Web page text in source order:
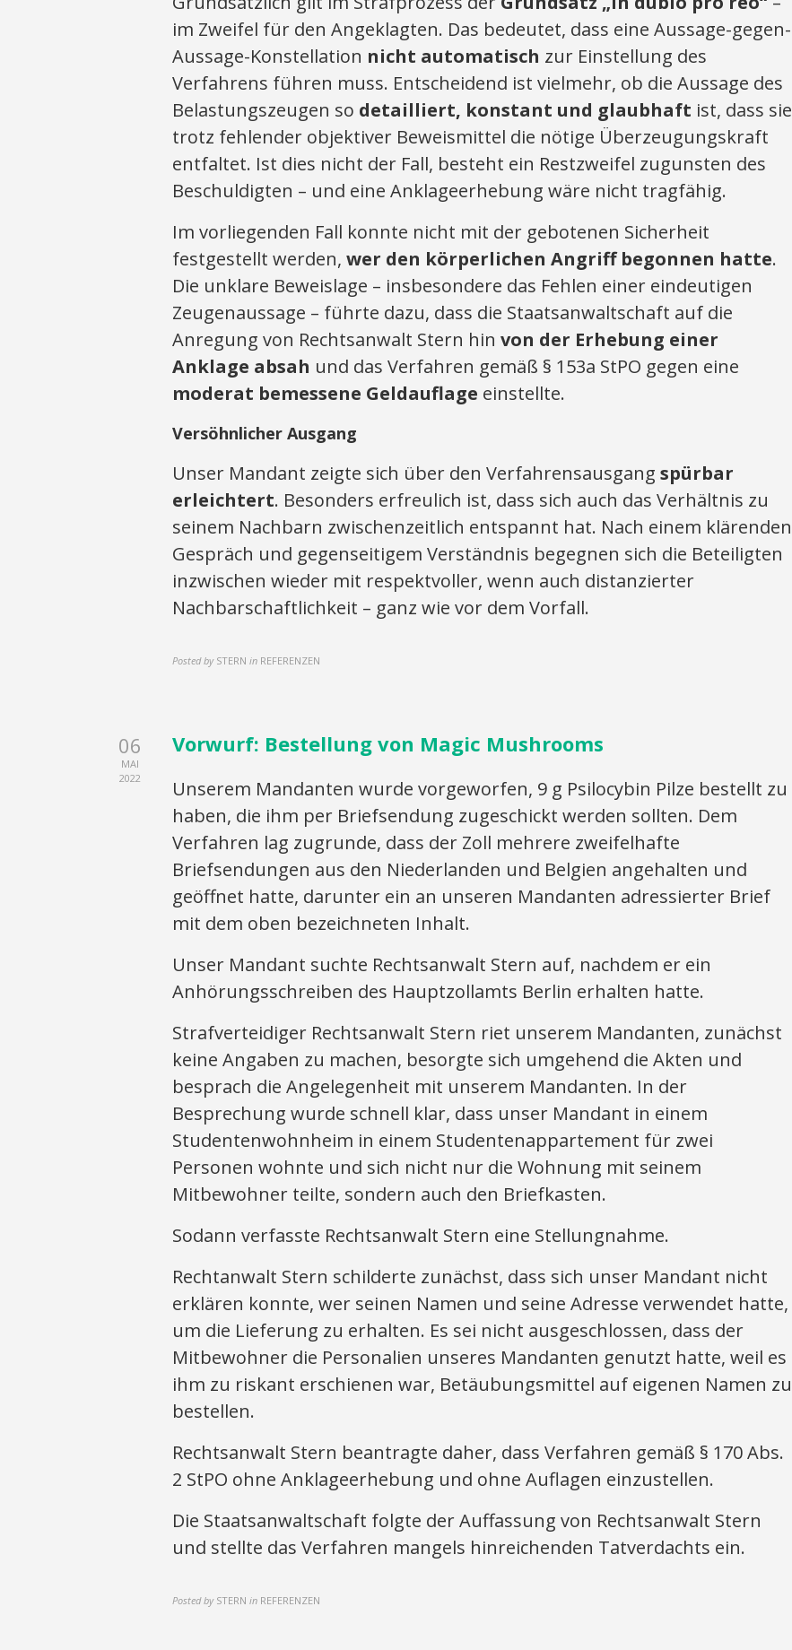
im Zweifel für den Angeklagten. Das bedeutet, dass eine Aussage-gegen-
Aussage-Konstellation nicht automatisch zur Einstellung des
Verfahrens führen muss. Entscheidend ist vielmehr, ob die Aussage des
Belastungszeugen so detailliert, konstant und glaubhaft ist, dass sie
trotz fehlender objektiver Beweismittel die nötige Überzeugungskraft
entfaltet. Ist dies nicht der Fall, besteht ein Restzweifel zugunsten des
Beschuldigten – und eine Anklageerhebung wäre nicht tragfähig.
Im vorliegenden Fall konnte nicht mit der gebotenen Sicherheit
festgestellt werden, wer den körperlichen Angriff begonnen hatte.
Die unklare Beweislage – insbesondere das Fehlen einer eindeutigen
Zeugenaussage – führte dazu, dass die Staatsanwaltschaft auf die
Anregung von Rechtsanwalt Stern hin von der Erhebung einer
Anklage absah und das Verfahren gemäß § 153a StPO gegen eine
moderat bemessene Geldauflage einstellte.
Versöhnlicher Ausgang
Unser Mandant zeigte sich über den Verfahrensausgang spürbar
erleichtert. Besonders erfreulich ist, dass sich auch das Verhältnis zu
seinem Nachbarn zwischenzeitlich entspannt hat. Nach einem klärenden
Gespräch und gegenseitigem Verständnis begegnen sich die Beteiligten
inzwischen wieder mit respektvoller, wenn auch distanzierter
Nachbarschaftlichkeit – ganz wie vor dem Vorfall.
Posted by STERN in REFERENZEN
06
MAI
2022
Vorwurf: Bestellung von Magic Mushrooms
Unserem Mandanten wurde vorgeworfen, 9 g Psilocybin Pilze bestellt zu
haben, die ihm per Briefsendung zugeschickt werden sollten. Dem
Verfahren lag zugrunde, dass der Zoll mehrere zweifelhafte
Briefsendungen aus den Niederlanden und Belgien angehalten und
geöffnet hatte, darunter ein an unseren Mandanten adressierter Brief
mit dem oben bezeichneten Inhalt.
Unser Mandant suchte Rechtsanwalt Stern auf, nachdem er ein
Anhörungsschreiben des Hauptzollamts Berlin erhalten hatte.
Strafverteidiger Rechtsanwalt Stern riet unserem Mandanten, zunächst
keine Angaben zu machen, besorgte sich umgehend die Akten und
besprach die Angelegenheit mit unserem Mandanten. In der
Besprechung wurde schnell klar, dass unser Mandant in einem
Studentenwohnheim in einem Studentenappartement für zwei
Personen wohnte und sich nicht nur die Wohnung mit seinem
Mitbewohner teilte, sondern auch den Briefkasten.
Sodann verfasste Rechtsanwalt Stern eine Stellungnahme.
Rechtanwalt Stern schilderte zunächst, dass sich unser Mandant nicht
erklären konnte, wer seinen Namen und seine Adresse verwendet hatte,
um die Lieferung zu erhalten. Es sei nicht ausgeschlossen, dass der
Mitbewohner die Personalien unseres Mandanten genutzt hatte, weil es
ihm zu riskant erschienen war, Betäubungsmittel auf eigenen Namen zu
bestellen.
Rechtsanwalt Stern beantragte daher, dass Verfahren gemäß § 170 Abs.
2 StPO ohne Anklageerhebung und ohne Auflagen einzustellen.
Die Staatsanwaltschaft folgte der Auffassung von Rechtsanwalt Stern
und stellte das Verfahren mangels hinreichenden Tatverdachts ein.
Posted by STERN in REFERENZEN